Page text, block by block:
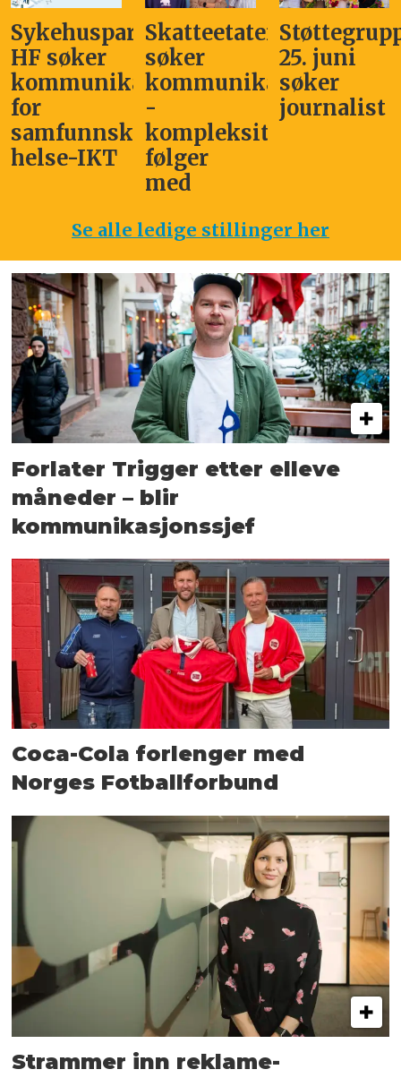
Sykehuspartner
HF søker
kommunikasjonssjef
for
samfunnskritisk
helse-IKT
Skatteetaten
søker
kommunikasjonsleder
-
kompleksitet
følger
med
25. juni
søker
journalist
Se alle ledige stillinger her
Forlater Trigger etter elleve
måneder – blir
kommunikasjonssjef
Coca-Cola forlenger med
Norges Fotballforbund
Strammer inn reklame-